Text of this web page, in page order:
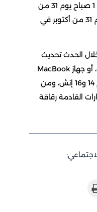
الحدث بتوقيت لندن في الساعة 1 صباح يوم 31 من
أكتوبر، وفي الثانية من صباح يوم 31 من أكتوبر في
الحدث تحديث
لجهاز iMac المميز بحجم 24 إنش، أو جهاز MacBook
Pro جديد باثنان من الأحجام هم 14 و16 إنش، ومن
القادمة رقاقة